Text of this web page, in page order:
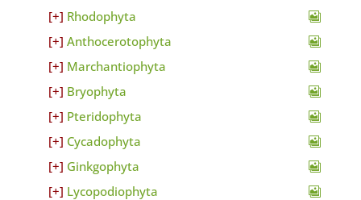
Rhodophyta
Anthocerotophyta
Marchantiophyta
Bryophyta
Pteridophyta
Cycadophyta
Ginkgophyta
Lycopodiophyta